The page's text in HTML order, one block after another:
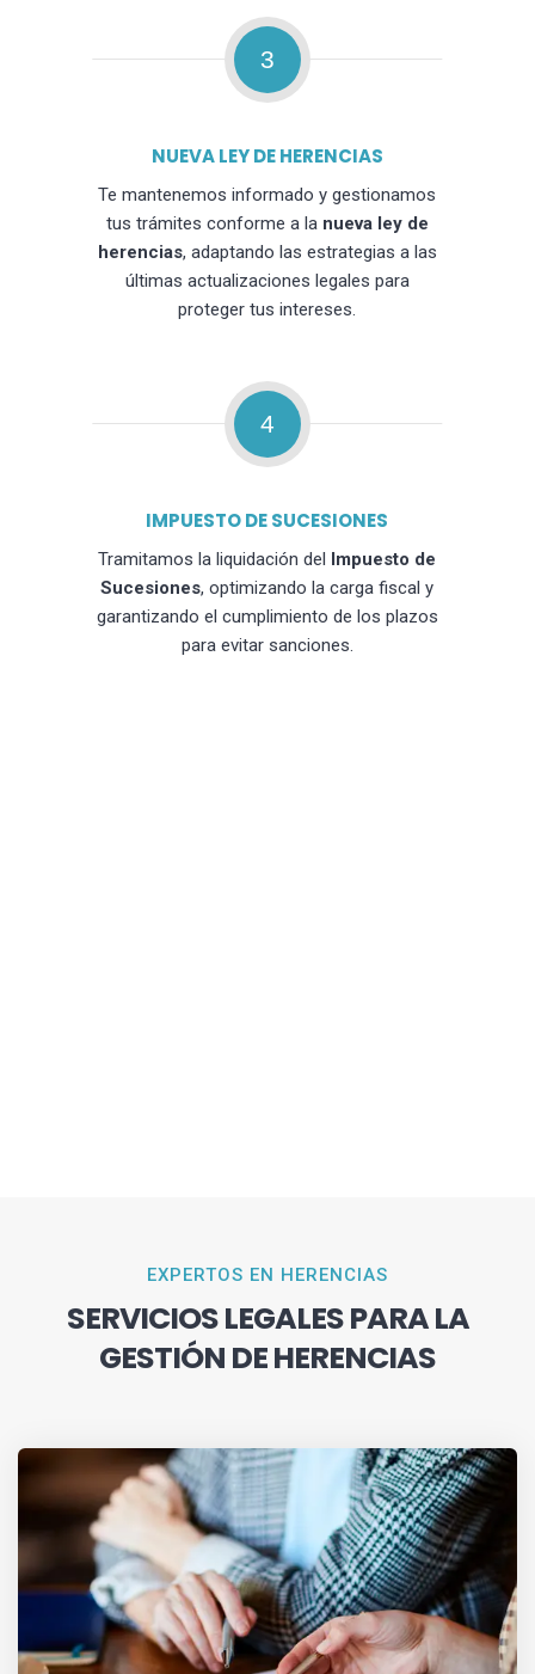
3
NUEVA LEY DE HERENCIAS
Te mantenemos informado y gestionamos
tus trámites conforme a la nueva ley de
herencias, adaptando las estrategias a las
últimas actualizaciones legales para
proteger tus intereses.
4
IMPUESTO DE SUCESIONES
Tramitamos la liquidación del Impuesto de
Sucesiones, optimizando la carga fiscal y
garantizando el cumplimiento de los plazos
para evitar sanciones.
EXPERTOS EN HERENCIAS
SERVICIOS LEGALES PARA LA
GESTIÓN DE HERENCIAS